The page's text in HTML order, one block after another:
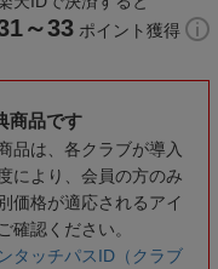
～33 ポイント獲得
商品です
品は、各クラブが導入
により、会員の方のみ
価格が適応されるアイ
確認ください。
タッチパスID（クラブ